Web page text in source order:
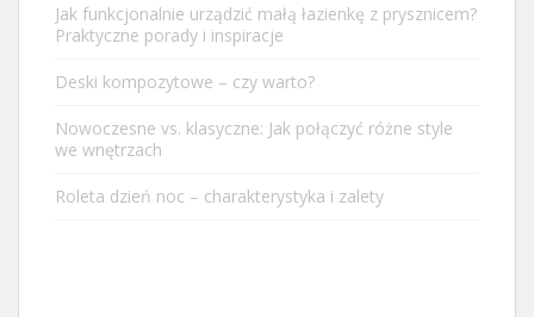
Jak funkcjonalnie urządzić małą łazienkę z prysznicem?
Praktyczne porady i inspiracje
Deski kompozytowe – czy warto?
Nowoczesne vs. klasyczne: Jak połączyć różne style
we wnętrzach
Roleta dzień noc – charakterystyka i zalety